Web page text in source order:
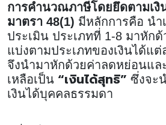
การคำนวณภาษีโดยยึดตามเงิ
มาตรา 48(1) มีหลักการคือ นำ
ประเมิน ประเภทที่ 1-8 มาหัก
แบ่งตามประเภทของเงินได้แ
จึงนำมาหักด้วยค่าลดหย่อนแล
เหลือเป็น “เงินได้สุทธิ” ซึ่งจะ
เงินได้บุคคลธรรมดา